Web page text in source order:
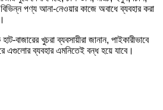
পণ্য আনা-নেওয়ার কাজে অবাধে ব্যবহার করা
বাজারের খুচরা ব্যবসায়ীরা জানান, পাইকারীভাবে
এগুলোর ব্যবহার এমনিতেই বন্ধ হয়ে যাবে।